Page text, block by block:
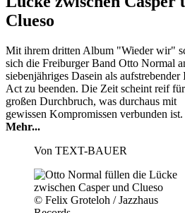
Clueso
Mit ihrem dritten Album "Wieder wir"
sich die Freiburger Band Otto Normal
siebenjähriges Dasein als aufstrebender
Act zu beenden. Die Zeit scheint reif
großen Durchbruch, was durchaus mit
gewissen Kompromissen verbunden ist.
Mehr...
Von TEXT-BAUER
© Felix Groteloh / Jazzhaus